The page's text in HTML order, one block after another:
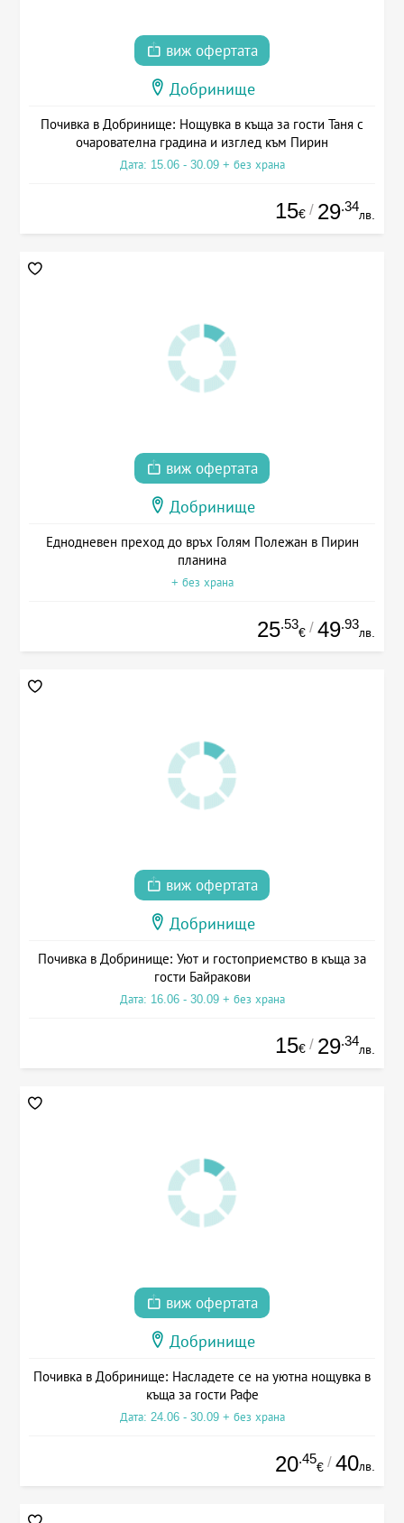
виж офертата
Добринище
Почивка в Добринище: Нощувка в къща за гости Таня с
очарователна градина и изглед към Пирин
Дата: 15.06 - 30.09 + без храна
15€ / 29.34
лв.
виж офертата
Добринище
Еднодневен преход до връх Голям Полежан в Пирин
планина
+ без храна
25.53
€ / 49.93
лв.
виж офертата
Добринище
Почивка в Добринище: Уют и гостоприемство в къща за
гости Байракови
Дата: 16.06 - 30.09 + без храна
15€ / 29.34
лв.
виж офертата
Добринище
Почивка в Добринище: Насладете се на уютна нощувка в
къща за гости Рафе
Дата: 24.06 - 30.09 + без храна
20.45
€ / 40лв.